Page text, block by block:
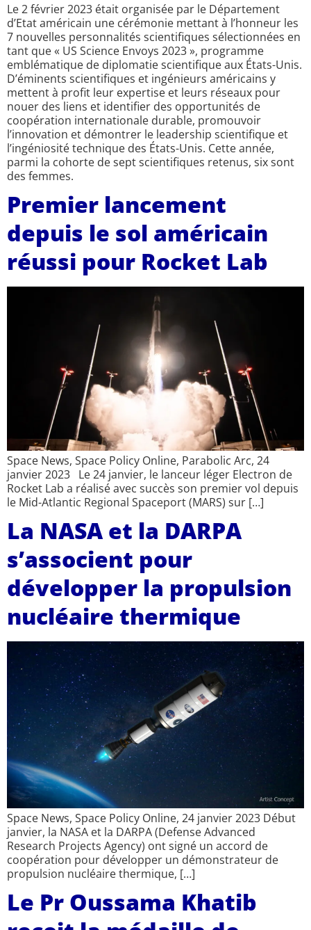
Le 2 février 2023 était organisée par le Département
d’Etat américain une cérémonie mettant à l’honneur les
7 nouvelles personnalités scientifiques sélectionnées en
tant que « US Science Envoys 2023 », programme
emblématique de diplomatie scientifique aux États-Unis.
D’éminents scientifiques et ingénieurs américains y
mettent à profit leur expertise et leurs réseaux pour
nouer des liens et identifier des opportunités de
coopération internationale durable, promouvoir
l’innovation et démontrer le leadership scientifique et
l’ingéniosité technique des États-Unis. Cette année,
parmi la cohorte de sept scientifiques retenus, six sont
des femmes.
Premier lancement
depuis le sol américain
réussi pour Rocket Lab
Space News, Space Policy Online, Parabolic Arc, 24
janvier 2023 Le 24 janvier, le lanceur léger Electron de
Rocket Lab a réalisé avec succès son premier vol depuis
le Mid-Atlantic Regional Spaceport (MARS) sur […]
La NASA et la DARPA
s’associent pour
développer la propulsion
nucléaire thermique
Space News, Space Policy Online, 24 janvier 2023 Début
janvier, la NASA et la DARPA (Defense Advanced
Research Projects Agency) ont signé un accord de
coopération pour développer un démonstrateur de
propulsion nucléaire thermique, […]
Le Pr Oussama Khatib